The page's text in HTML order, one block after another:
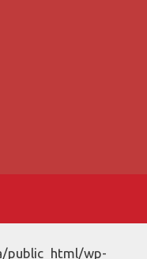
public_html/wp-